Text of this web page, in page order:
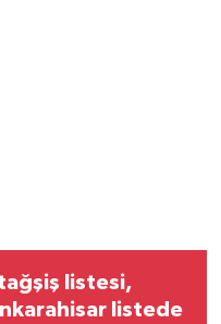
listesi,
listede